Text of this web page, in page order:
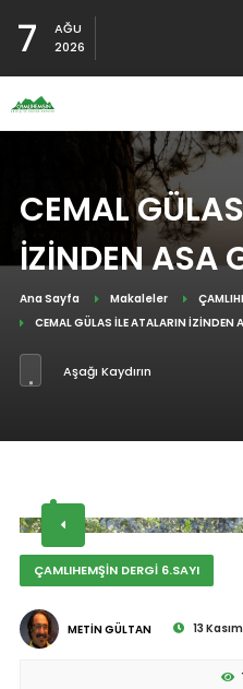
7
AĞU
2026
CEMAL
İZİNDEN ASA
Ana Sayfa Makaleler
CEMAL GÜLAS İLE ATALARIN İZİNDEN
Aşağı Kaydırın
ÇAMLIHEMŞİN DERGİ 6.SAYI
METİN GÜLTAN 13